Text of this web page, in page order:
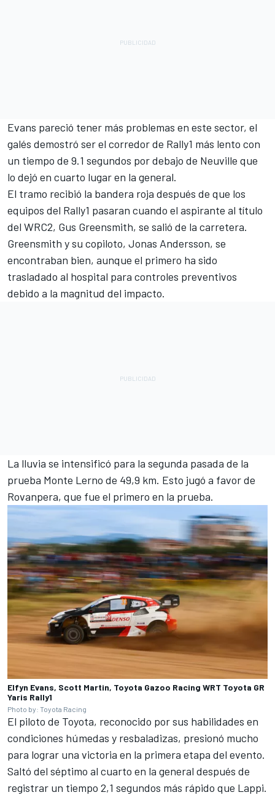
Evans pareció tener más problemas en este sector, el
galés demostró ser el corredor de Rally1 más lento con
un tiempo de 9.1 segundos por debajo de Neuville que
lo dejó en cuarto lugar en la general.
El tramo recibió la bandera roja después de que los
equipos del Rally1 pasaran cuando el aspirante al título
del WRC2, Gus Greensmith, se salió de la carretera.
Greensmith y su copiloto, Jonas Andersson, se
encontraban bien, aunque el primero ha sido
trasladado al hospital para controles preventivos
debido a la magnitud del impacto.
La lluvia se intensificó para la segunda pasada de la
prueba Monte Lerno de 49,9 km. Esto jugó a favor de
Rovanpera, que fue el primero en la prueba.
Elfyn Evans, Scott Martin, Toyota Gazoo Racing WRT Toyota GR
Yaris Rally1
Photo by: Toyota Racing
El piloto de Toyota, reconocido por sus habilidades en
condiciones húmedas y resbaladizas, presionó mucho
para lograr una victoria en la primera etapa del evento.
Saltó del séptimo al cuarto en la general después de
registrar un tiempo 2,1 segundos más rápido que Lappi.